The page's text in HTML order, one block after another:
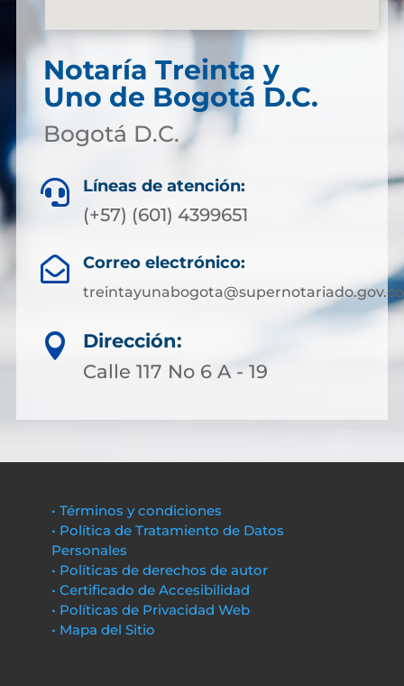
Notaría Treinta y
Uno de Bogotá D.C.
Bogotá D.C.
 Líneas de atención:
(+57) (601) 4399651
 Correo electrónico:
treintayunabogota@supernotariado.gov.co

Dirección:
Calle 117 No 6 A - 19
• Términos y condiciones
• Política de Tratamiento de Datos
Personales
• Políticas de derechos de autor
• Certificado de Accesibilidad
• Políticas de Privacidad Web
• Mapa del Sitio